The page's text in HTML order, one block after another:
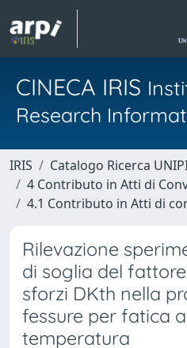
CINECA IRIS
Research
IRIS
Catalogo Ricerca
4 Contributo in Atti di
4.1 Contributo in Atti di
Rilevazione
di soglia del
sforzi DKth nella
fessure per fatica
temperatura